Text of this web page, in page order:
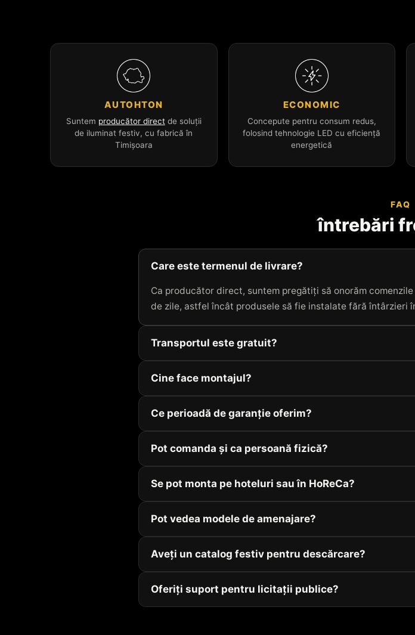
AUTOHTON
Suntem producător directde soluții
de iluminat festiv, cu fabrică în
Timișoara
ECONOMIC
Concepute pentru consum redus,
folosind tehnologie LED cu eficiență
energetică
FAQ
întrebări
Care este termenul de livrare?
Ca producător direct, suntem pregătiți să onorăm
de zile, astfel încât produsele să fie instalate fără întârzieri
Transportul este gratuit?
Cine face montajul?
Ce perioadă de garanție oferim?
Pot comanda și ca persoană fizică?
Se pot monta pe hoteluri sau în HoReCa?
Pot vedea modele de amenajare?
Aveți un catalog festiv pentru descărcare?
Oferiți suport pentru licitații publice?